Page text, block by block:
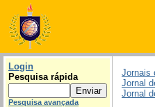
Login
Pesquisa rápida
Pesquisa avançada
Jornais
Jornal
Jornal